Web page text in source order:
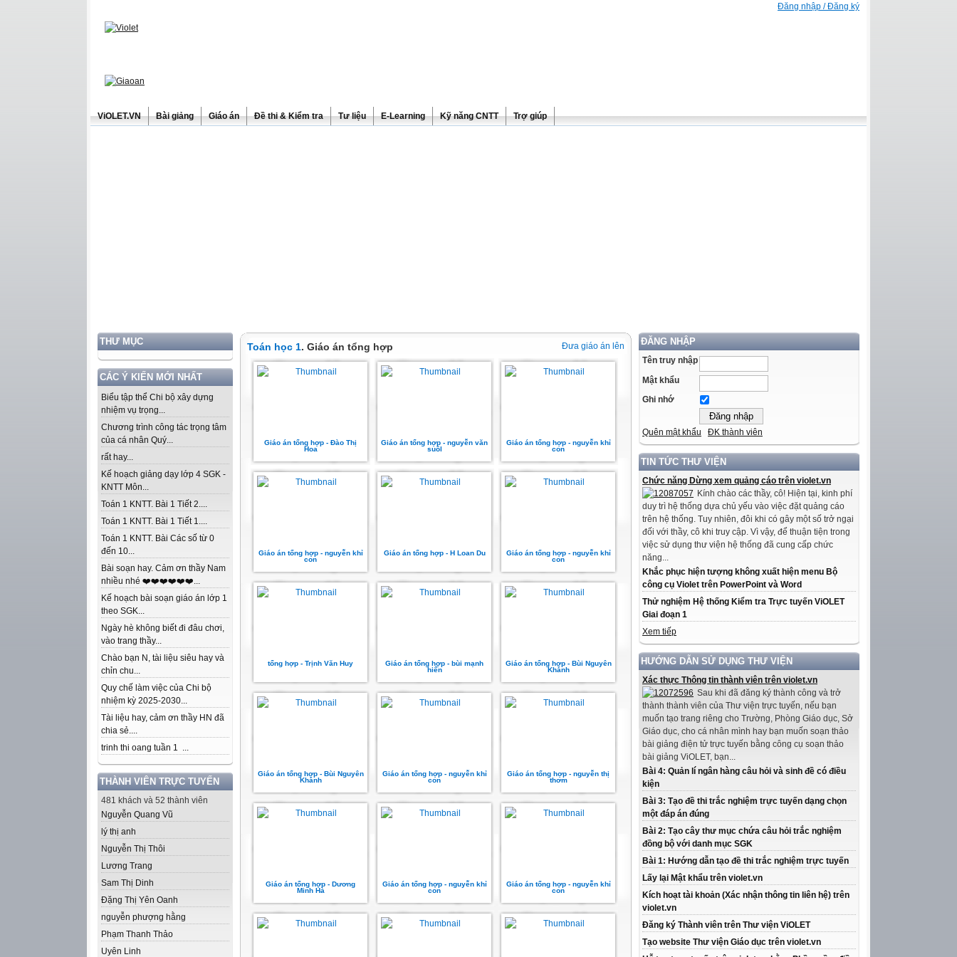
Đăng nhập / Đăng ký
ViOLET.VN Bài giảng Giáo án Đề thi & Kiểm tra Tư liệu E-Learning Kỹ năng CNTT Trợ giúp
THƯ MỤC
CÁC Ý KIẾN MỚI NHẤT
Biểu tập thể Chi bộ xây dựng
nhiệm vụ trọng...
Chương trình công tác trọng tâm
của cá nhân Quý...
rất hay...
Kế hoạch giảng dạy lớp 4 SGK -
KNTT Môn...
Toán 1 KNTT. Bài 1 Tiết 2....
Toán 1 KNTT. Bài 1 Tiết 1....
Toán 1 KNTT. Bài Các số từ 0
đến 10...
Bài soạn hay. Cảm ơn thầy Nam
nhiều nhé ❤️❤️❤️❤️❤️❤️...
Kế hoạch bài soạn giáo án lớp 1
theo SGK...
Ngày hè không biết đi đâu chơi,
vào trang thầy...
Chào bạn N, tài liệu siêu hay và
chỉn chu...
Quy chế làm việc của Chi bộ
nhiệm kỳ 2025-2030...
Tài liệu hay, cảm ơn thầy HN đã
chia sẻ....
trinh thi oang tuần 1 ...
THÀNH VIÊN TRỰC TUYẾN
481 khách và 52 thành viên
Nguyễn Quang Vũ
lý thị anh
Nguyễn Thị Thôi
Lương Trang
Sam Thị Dinh
Đặng Thị Yên Oanh
nguyễn phượng hằng
Phạm Thanh Thảo
Uyên Linh
ĐĂNG NHẬP
Tên truy nhập
Mật khẩu
Ghi nhớ
Quên mật khẩu ĐK thành viên
TIN TỨC THƯ VIỆN
Chức năng Dừng xem quảng cáo trên violet.vn
Kính chào các thầy, cô! Hiện tại, kinh phí
duy trì hệ thống dựa chủ yếu vào việc đặt quảng cáo
trên hệ thống. Tuy nhiên, đôi khi có gây một số trở ngại
đối với thầy, cô khi truy cập. Vì vậy, để thuận tiện trong
việc sử dụng thư viện hệ thống đã cung cấp chức
năng...
Khắc phục hiện tượng không xuất hiện menu Bộ
công cụ Violet trên PowerPoint và Word
Thử nghiệm Hệ thống Kiểm tra Trực tuyến ViOLET
Giai đoạn 1
Xem tiếp
HƯỚNG DẪN SỬ DỤNG THƯ VIỆN
Xác thực Thông tin thành viên trên violet.vn
Sau khi đã đăng ký thành công và trở
thành thành viên của Thư viện trực tuyến, nếu bạn
muốn tạo trang riêng cho Trường, Phòng Giáo dục, Sở
Giáo dục, cho cá nhân mình hay bạn muốn soạn thảo
bài giảng điện tử trực tuyến bằng công cụ soạn thảo
bài giảng ViOLET, bạn...
Bài 4: Quản lí ngân hàng câu hỏi và sinh đề có điều
kiện
Bài 3: Tạo đề thi trắc nghiệm trực tuyến dạng chọn
một đáp án đúng
Bài 2: Tạo cây thư mục chứa câu hỏi trắc nghiệm
đồng bộ với danh mục SGK
Bài 1: Hướng dẫn tạo đề thi trắc nghiệm trực tuyến
Lấy lại Mật khẩu trên violet.vn
Kích hoạt tài khoản (Xác nhận thông tin liên hệ) trên
violet.vn
Đăng ký Thành viên trên Thư viện ViOLET
Tạo website Thư viện Giáo dục trên violet.vn
Đưa giáo án lên
Toán học 1. Giáo án tổng hợp
Giáo án tổng hợp - Đào Thị
Hoa
Giáo án tổng hợp - nguyễn văn
suôl
Giáo án tổng hợp - nguyễn khỉ
con
Giáo án tổng hợp - nguyễn khỉ
con
Giáo án tổng hợp - H Loan Du
Giáo án tổng hợp - nguyễn khỉ
con
tổng hợp - Trịnh Văn Huy
Giáo án tổng hợp - bùi mạnh
hiển
Giáo án tổng hợp - Bùi Nguyên
Khánh
Giáo án tổng hợp - Bùi Nguyên
Khánh
Giáo án tổng hợp - nguyễn khỉ
con
Giáo án tổng hợp - nguyễn thị
thơm
Giáo án tổng hợp - Dương
Minh Hà
Giáo án tổng hợp - nguyễn khỉ
con
Giáo án tổng hợp - nguyễn khỉ
con